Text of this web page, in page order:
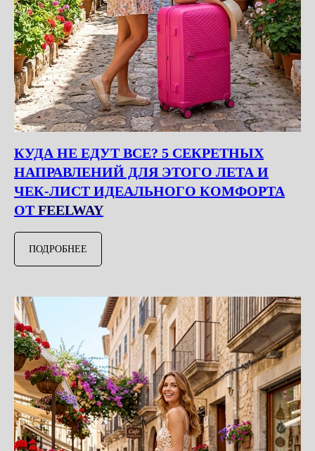
КУДА НЕ ЕДУТ ВСЕ? 5 СЕКРЕТНЫХ
НАПРАВЛЕНИЙ ДЛЯ ЭТОГО ЛЕТА И
ЧЕК-ЛИСТ ИДЕАЛЬНОГО КОМФОРТА
ОТ FEELWAY
ПОДРОБНЕЕ